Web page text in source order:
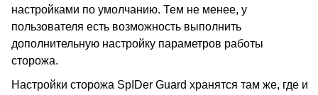
настройками по умолчанию. Тем не менее, у
пользователя есть возможность выполнить
дополнительную настройку параметров работы
сторожа.
Настройки сторожа SpIDer Guard хранятся там же, где и